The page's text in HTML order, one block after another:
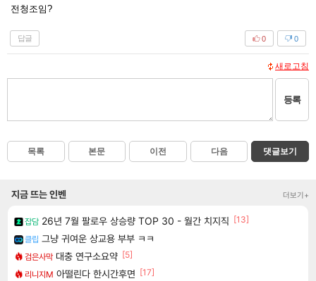
전청조임?
답글 0
0
새로고침
등록
목록 본문 이전 다음 댓글보기
지금 뜨는 인벤 더보기+
잡담 26년 7월 팔로우 상승량 TOP 30 - 월간 치지직 [13]
클립 그냥 귀여운 상교용 부부 ㅋㅋ
검은사막 대충 연구소요약 [5]
리니지M 아떨린다 한시간후면 [17]